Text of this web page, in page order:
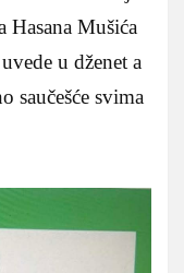
Hasana Mušića
u dženet a
saučešće svima